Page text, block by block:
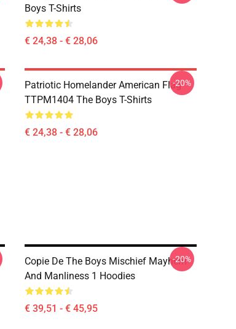
Boys T-Shirts
€ 24,38 - € 28,06
Patriotic Homelander American Flag
TTPM1404 The Boys T-Shirts
€ 24,38 - € 28,06
-20%
Copie De The Boys Mischief Mayhem
And Manliness 1 Hoodies
€ 39,51 - € 45,95
-20%